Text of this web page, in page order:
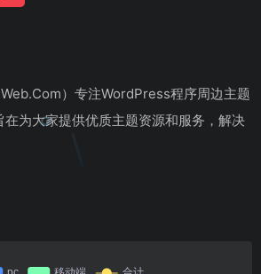
）专注WordPress程序周边主题
在为大家提供优质主题资源和服务，解决